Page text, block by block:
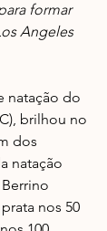
formar
Angeles
natação do
brilhou no
dos
natação
nos 50